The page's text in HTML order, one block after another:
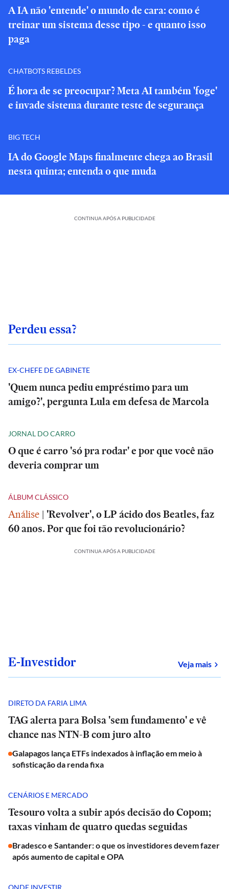
A IA não 'entende' o mundo de cara: como é
treinar um sistema desse tipo - e quanto isso
paga
CHATBOTS REBELDES
É hora de se preocupar? Meta AI também 'foge'
e invade sistema durante teste de segurança
BIG TECH
IA do Google Maps finalmente chega ao Brasil
nesta quinta; entenda o que muda
CONTINUA APÓS A PUBLICIDADE
Perdeu essa?
EX-CHEFE DE GABINETE
'Quem nunca pediu empréstimo para um
amigo?', pergunta Lula em defesa de Marcola
JORNAL DO CARRO
O que é carro 'só pra rodar' e por que você não
deveria comprar um
ÁLBUM CLÁSSICO
Análise | 'Revolver', o LP ácido dos Beatles, faz
60 anos. Por que foi tão revolucionário?
CONTINUA APÓS A PUBLICIDADE
E-Investidor Veja mais
DIRETO DA FARIA LIMA
TAG alerta para Bolsa 'sem fundamento' e vê
chance nas NTN-B com juro alto
Galapagos lança ETFs indexados à inflação em meio à
sofisticação da renda fixa
CENÁRIOS E MERCADO
Tesouro volta a subir após decisão do Copom;
taxas vinham de quatro quedas seguidas
Bradesco e Santander: o que os investidores devem fazer
após aumento de capital e OPA
ONDE INVESTIR